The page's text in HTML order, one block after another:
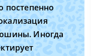
постепенно
Иногда